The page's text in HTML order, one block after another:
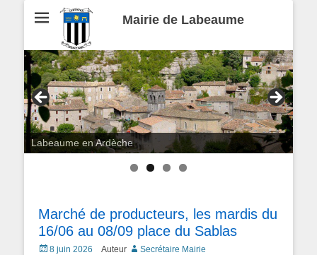
Mairie de Labeaume
Labeaume en Ardèche
Marché de producteurs, les mardis du
16/06 au 08/09 place du Sablas
Posted
8 juin 2026 Auteur Secrétaire Mairie